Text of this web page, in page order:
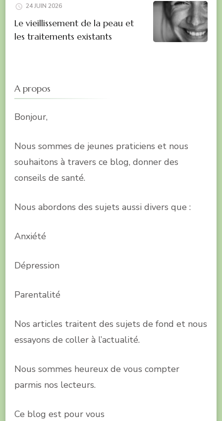
24 JUIN 2026
Le vieillissement de la peau et
les traitements existants
A propos
Bonjour,
Nous sommes de jeunes praticiens et nous
souhaitons à travers ce blog, donner des
conseils de santé.
Nous abordons des sujets aussi divers que :
Anxiété
Dépression
Parentalité
Nos articles traitent des sujets de fond et nous
essayons de coller à l’actualité.
Nous sommes heureux de vous compter
parmis nos lecteurs.
Ce blog est pour vous